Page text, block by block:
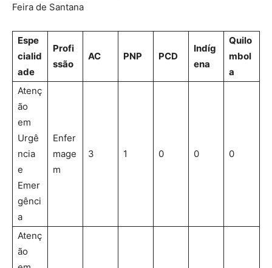
Feira de Santana
Espe
cialid
ade
Profi
ssão
AC PNP PCD
Indíg
ena
Quilo
mbol
a
Atenç
ão
em
Urgê
ncia
e
Emer
gênci
a
Enfer
mage
m
3 1 0 0 0
Atenç
ão